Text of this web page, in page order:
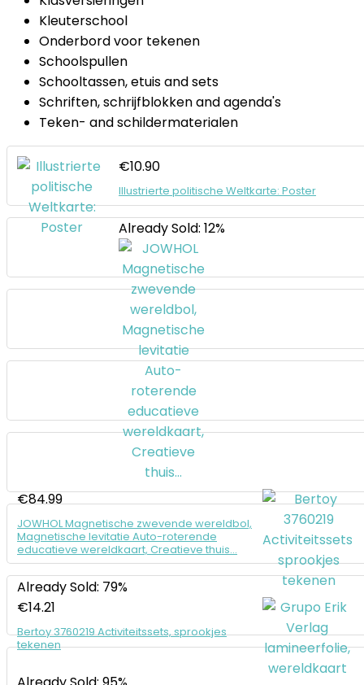
Kleuterschool
Onderbord voor tekenen
Schoolspullen
Schooltassen, etuis and sets
Schriften, schrijfblokken and agenda's
Teken- and schildermaterialen
€10.90
Illustrierte politische Weltkarte: Poster
Already Sold: 12%
€84.99
JOWHOL Magnetische zwevende wereldbol,
Magnetische levitatie Auto-roterende
educatieve wereldkaart, Creatieve thuis…
Already Sold: 79%
€14.21
Bertoy 3760219 Activiteitssets, sprookjes
tekenen